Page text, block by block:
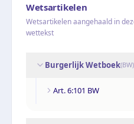
Wetsartikelen
Wetsartikelen aangehaald in
wettekst
Burgerlijk Wetboek(BW)
Art. 6:101 BW